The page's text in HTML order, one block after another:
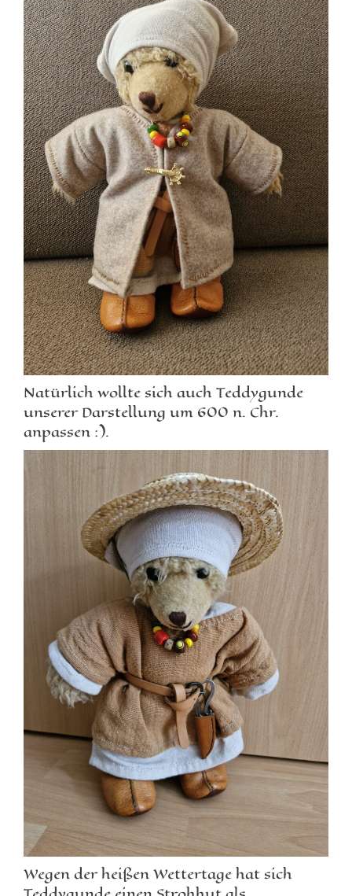
Natürlich wollte sich auch Teddygunde
unserer Darstellung um 600 n. Chr.
anpassen :).
Wegen der heißen Wettertage hat sich